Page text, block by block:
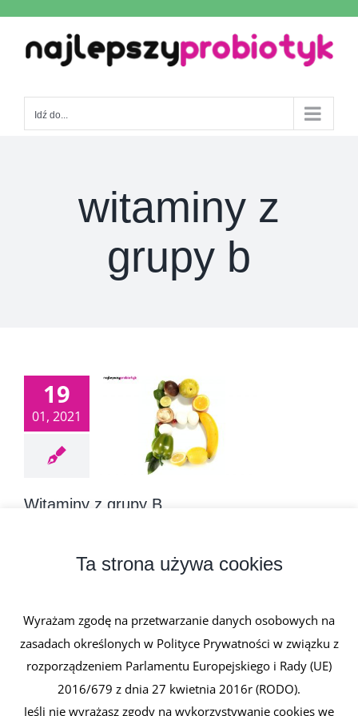
content
Idź do...
witaminy z
grupy b
19
01, 2021
Witaminy z grupy B
Witaminy z grupy B obejmuje witaminy będące
Czytaj dalej
Ta strona używa cookies
Wyrażam zgodę na przetwarzanie danych osobowych na
zasadach określonych w Polityce Prywatności w związku z
rozporządzeniem Parlamentu Europejskiego i Rady (UE)
2016/679 z dnia 27 kwietnia 2016r (RODO).
Jeśli nie wyrażasz zgody na wykorzystywanie cookies we